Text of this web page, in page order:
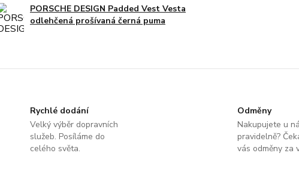
PORSCHE DESIGN Padded Vest Vesta
odlehčená prošívaná černá puma
Rychlé dodání
Velký výběr dopravních
služeb. Posíláme do
celého světa.
Odměny
Nakupujete u
pravidelně?
vás odměny za